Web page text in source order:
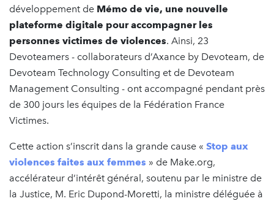
développement de Mémo de vie, une nouvelle
plateforme digitale pour accompagner les
personnes victimes de violences. Ainsi, 23
Devoteamers - collaborateurs d’Axance by Devoteam, de
Devoteam Technology Consulting et de Devoteam
Management Consulting - ont accompagné pendant près
de 300 jours les équipes de la Fédération France
Victimes.
Cette action s’inscrit dans la grande cause « Stop aux
violences faites aux femmes » de Make.org,
accélérateur d’intérêt général, soutenu par le ministre de
la Justice, M. Eric Dupond-Moretti, la ministre déléguée à